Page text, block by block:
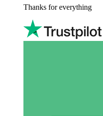
Thanks for everything